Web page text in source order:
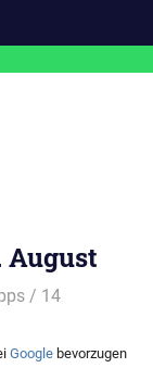
August
/ 14
Google bevorzugen